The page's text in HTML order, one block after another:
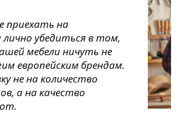
приехать на
убедиться в том,
мебели ничуть не
европейским брендам.
не на количество
а на качество